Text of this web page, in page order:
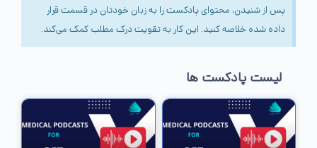
پس از شنیدن، محتوای پادکست را به زبان خودتان در قسمت قرار
داده شده خلاصه کنید. این کار به تقویت درک مطلب کمک می‌کند.
لیست پادکست ها